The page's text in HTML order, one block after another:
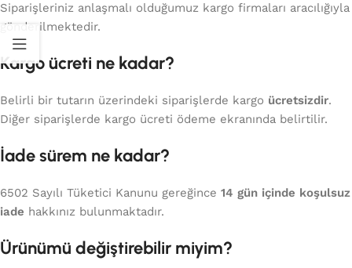
Siparişleriniz anlaşmalı olduğumuz kargo firmaları aracılığıyla
gönderilmektedir.
Kargo ücreti ne kadar?
Belirli bir tutarın üzerindeki siparişlerde kargo ücretsizdir.
Diğer siparişlerde kargo ücreti ödeme ekranında belirtilir.
İade sürem ne kadar?
6502 Sayılı Tüketici Kanunu gereğince 14 gün içinde koşulsuz
iade hakkınız bulunmaktadır.
Ürünümü değiştirebilir miyim?